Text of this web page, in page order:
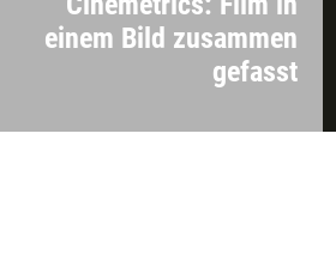
einem Bild zusammen
gefasst